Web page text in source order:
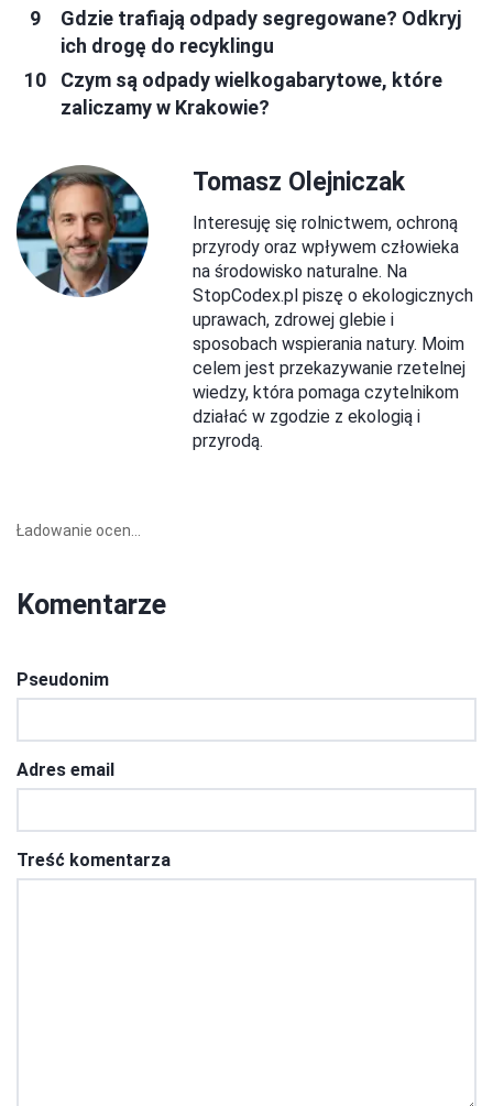
Gdzie trafiają odpady segregowane? Odkryj
ich drogę do recyklingu
Czym są odpady wielkogabarytowe, które
zaliczamy w Krakowie?
Tomasz Olejniczak
Interesuję się rolnictwem, ochroną
przyrody oraz wpływem człowieka
na środowisko naturalne. Na
StopCodex.pl piszę o ekologicznych
uprawach, zdrowej glebie i
sposobach wspierania natury. Moim
celem jest przekazywanie rzetelnej
wiedzy, która pomaga czytelnikom
działać w zgodzie z ekologią i
przyrodą.
Ładowanie ocen...
Komentarze
Pseudonim
Adres email
Treść komentarza